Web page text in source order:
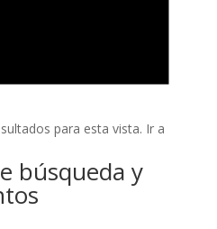
para esta vista. Ir a
búsqueda y